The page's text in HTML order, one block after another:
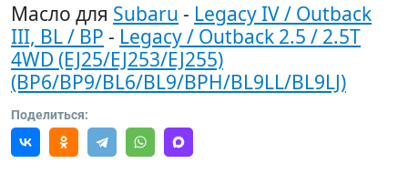
Масло для Subaru - Legacy IV / Outback
III, BL / BP - Legacy / Outback 2.5 / 2.5T
4WD (EJ25/EJ253/EJ255)
(BP6/BP9/BL6/BL9/BPH/BL9LL/BL9LJ)
Поделиться: